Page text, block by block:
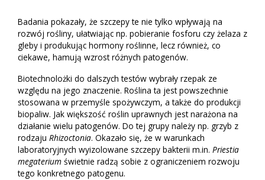
Badania pokazały, że szczepy te nie tylko wpływają na
rozwój rośliny, ułatwiając np. pobieranie fosforu czy żelaza z
gleby i produkując hormony roślinne, lecz również, co
ciekawe, hamują wzrost różnych patogenów.
Biotechnolożki do dalszych testów wybrały rzepak ze
względu na jego znaczenie. Roślina ta jest powszechnie
stosowana w przemyśle spożywczym, a także do produkcji
biopaliw. Jak większość roślin uprawnych jest narażona na
działanie wielu patogenów. Do tej grupy należy np. grzyb z
rodzaju Rhizoctonia. Okazało się, że w warunkach
laboratoryjnych wyizolowane szczepy bakterii m.in. Priestia
megaterium świetnie radzą sobie z ograniczeniem rozwoju
tego konkretnego patogenu.